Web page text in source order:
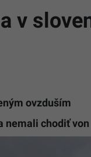
v
ovzduším
nemali chodiť von